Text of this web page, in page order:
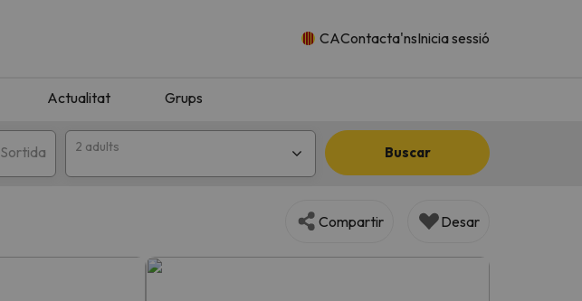
CAContacta'nsInicia sessió
Actualitat Grups
Sortida 2 adults Buscar
Compartir Desar